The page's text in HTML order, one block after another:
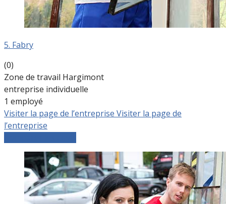
5. Fabry
(0)
Zone de travail Hargimont
entreprise individuelle
1 employé
Visiter la page de l’entreprise Visiter la page de
l’entreprise